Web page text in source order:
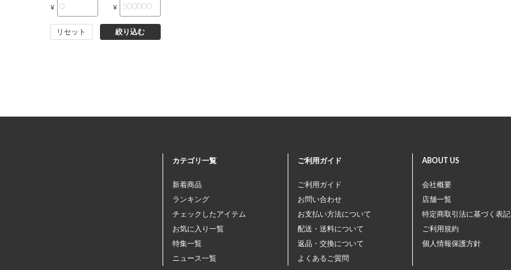
小動物・鳥用品
¥ ¥
リセット 絞り込む
カテゴリ一覧
新着商品
ランキング
チェックしたアイテム
お気に入り一覧
特集一覧
ニュース一覧
ご利用ガイド
ご利用ガイド
お問い合わせ
お支払い方法について
配送・送料について
返品・交換について
よくあるご質問
ABOUT US
会社概要
店舗一覧
特定商取引法に基づく表記
ご利用規約
個人情報保護方針